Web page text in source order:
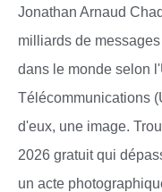
Jonathan Arnaud
milliards de
dans le monde selon
Télécommunications
d'eux, une image.
2026 gratuit qui
un acte